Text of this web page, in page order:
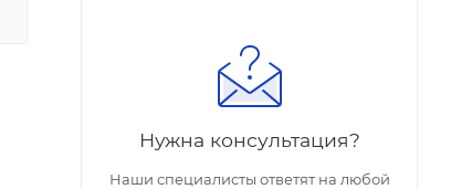
Нужна консультация?
Наши специалисты ответят на любой